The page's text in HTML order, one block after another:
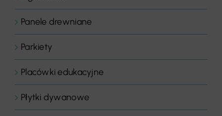
Panele drewniane
Parkiety
Placówki edukacyjne
Płytki dywanowe